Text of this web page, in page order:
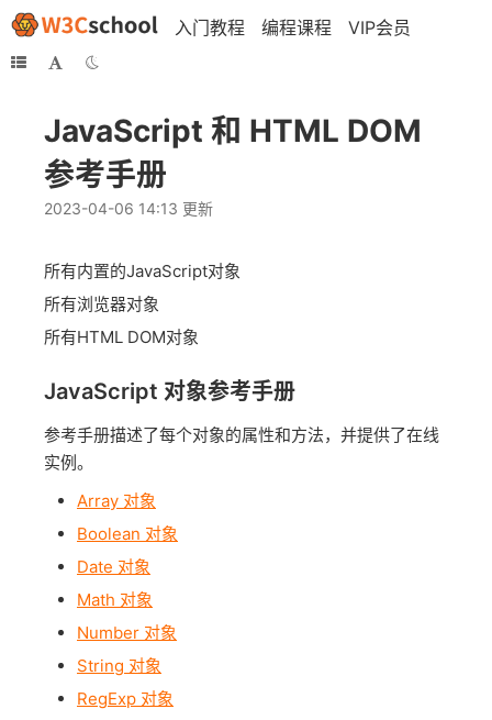
入门教程 编程课程 VIP会员
JavaScript 和 HTML DOM
参考手册
2023-04-06 14:13 更新
所有内置的JavaScript对象
所有浏览器对象
所有HTML DOM对象
JavaScript 对象参考手册
参考手册描述了每个对象的属性和方法，并提供了在线
实例。
Array 对象
Boolean 对象
Date 对象
Math 对象
Number 对象
String 对象
RegExp 对象